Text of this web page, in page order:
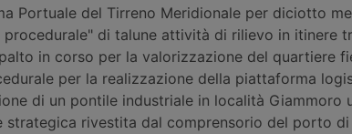
Portuale del Tirreno Meridionale per diciotto
procedurale" di talune attività di rilievo in itinere
in corso per la valorizzazione del quartiere
per la realizzazione della piattaforma
di un pontile industriale in località Giammoro
strategica rivestita dal comprensorio del porto